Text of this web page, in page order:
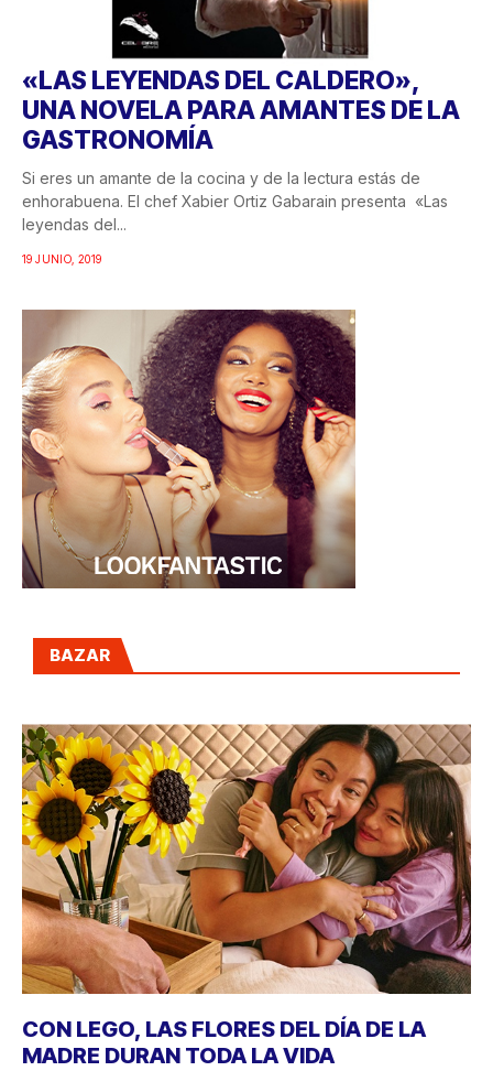
«LAS LEYENDAS DEL CALDERO»,
UNA NOVELA PARA AMANTES DE LA
GASTRONOMÍA
Si eres un amante de la cocina y de la lectura estás de
enhorabuena. El chef Xabier Ortiz Gabarain presenta «Las
leyendas del...
19 JUNIO, 2019
BAZAR
CON LEGO, LAS FLORES DEL DÍA DE LA
MADRE DURAN TODA LA VIDA